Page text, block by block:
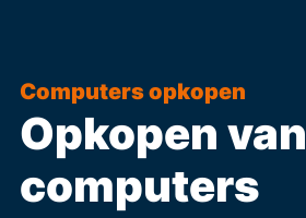
Computers opkopen
Opkopen van
computers